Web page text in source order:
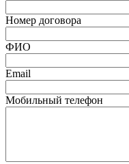
Номер договора
ФИО
Email
Мобильный телефон